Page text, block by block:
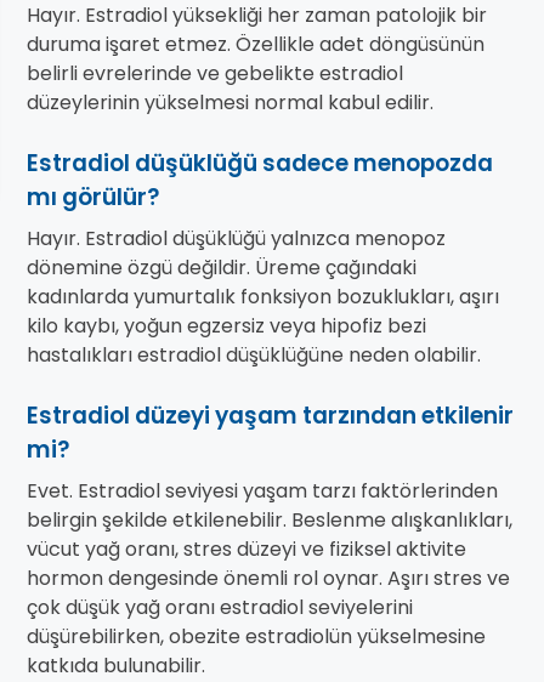
Hayır. Estradiol yüksekliği her zaman patolojik bir
duruma işaret etmez. Özellikle adet döngüsünün
belirli evrelerinde ve gebelikte estradiol
düzeylerinin yükselmesi normal kabul edilir.
Estradiol düşüklüğü sadece menopozda
mı görülür?
Hayır. Estradiol düşüklüğü yalnızca menopoz
dönemine özgü değildir. Üreme çağındaki
kadınlarda yumurtalık fonksiyon bozuklukları, aşırı
kilo kaybı, yoğun egzersiz veya hipofiz bezi
hastalıkları estradiol düşüklüğüne neden olabilir.
Estradiol düzeyi yaşam tarzından etkilenir
mi?
Evet. Estradiol seviyesi yaşam tarzı faktörlerinden
belirgin şekilde etkilenebilir. Beslenme alışkanlıkları,
vücut yağ oranı, stres düzeyi ve fiziksel aktivite
hormon dengesinde önemli rol oynar. Aşırı stres ve
çok düşük yağ oranı estradiol seviyelerini
düşürebilirken, obezite estradiolün yükselmesine
katkıda bulunabilir.